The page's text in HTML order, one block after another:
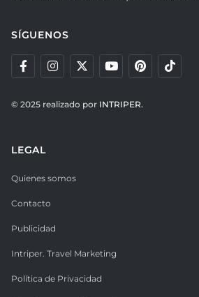
SÍGUENOS
© 2025 realizado por INTRIPER.
LEGAL
Quienes somos
Contacto
Publicidad
Intriper. Travel Marketing
Política de Privacidad